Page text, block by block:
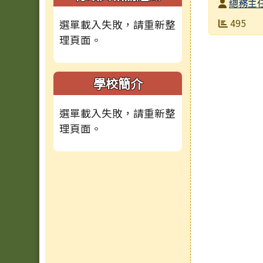
選單載入失敗，請重新整
理頁面。
學校簡介
選單載入失敗，請重新整
理頁面。
總務主
發布日期
瀏覽次數
495